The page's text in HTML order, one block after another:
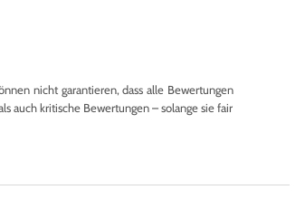
nicht garantieren, dass alle Bewertungen
auch kritische Bewertungen – solange sie fair